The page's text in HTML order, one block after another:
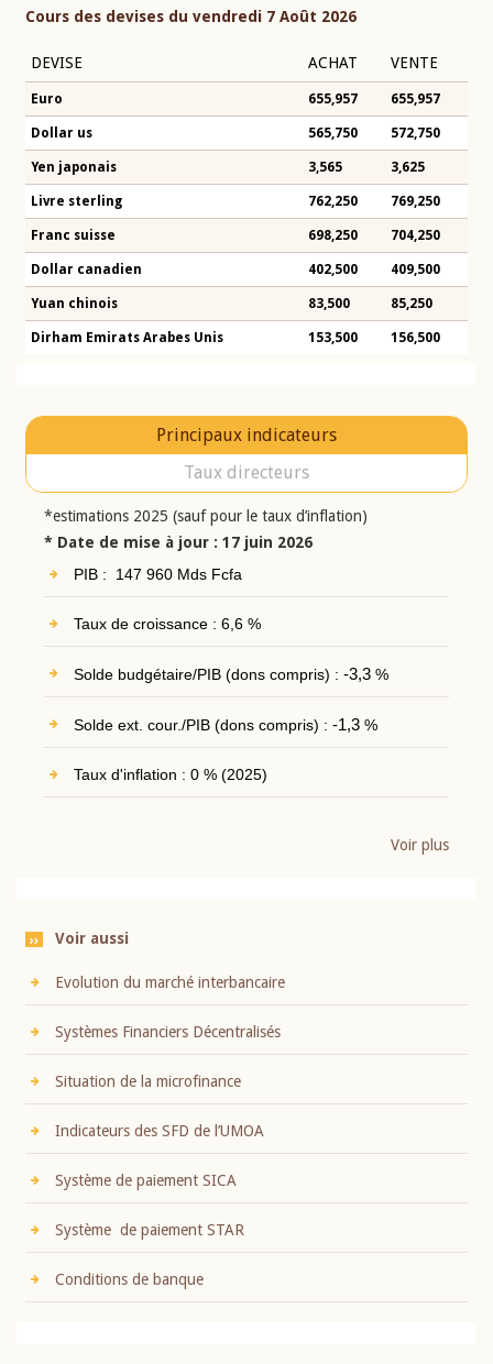
Cours des devises du vendredi 7 Août 2026
DEVISE ACHAT VENTE
Euro 655,957 655,957
Dollar us 565,750 572,750
Yen japonais 3,565 3,625
Livre sterling 762,250 769,250
Franc suisse 698,250 704,250
Dollar canadien 402,500 409,500
Yuan chinois 83,500 85,250
Dirham Emirats Arabes Unis 153,500 156,500
Principaux indicateurs
Taux directeurs
*estimations 2025 (sauf pour le taux d’inflation)
* Date de mise à jour : 17 juin 2026
PIB : 147 960 Mds Fcfa
Taux de croissance : 6,6 %
Solde budgétaire/PIB (dons compris) : -3,3%
Solde ext. cour./PIB (dons compris) : -1,3%
Taux d'inflation : 0 % (2025)
Voir plus
Voir aussi
Evolution du marché interbancaire
Systèmes Financiers Décentralisés
Situation de la microfinance
Indicateurs des SFD de l’UMOA
Système de paiement SICA
Système de paiement STAR
Conditions de banque